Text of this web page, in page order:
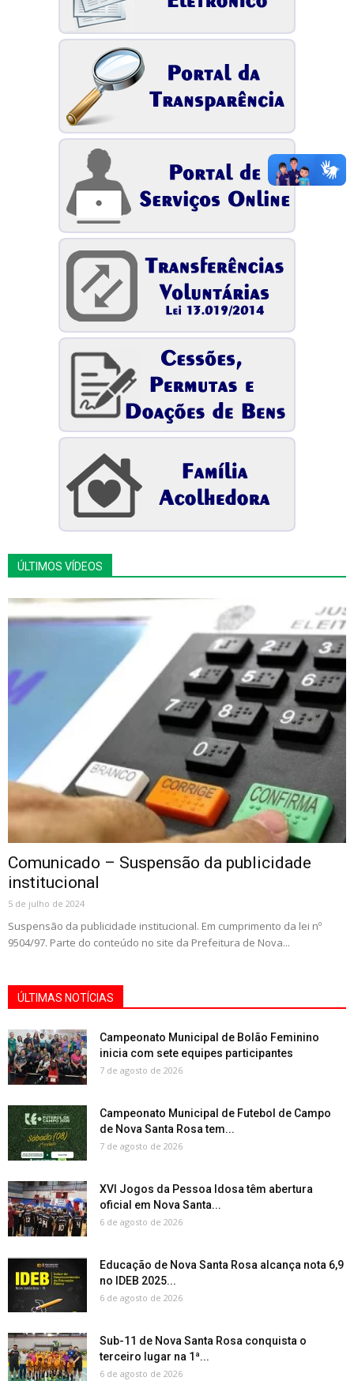
ÚLTIMOS VÍDEOS
Comunicado – Suspensão da publicidade
institucional
5 de julho de 2024
Suspensão da publicidade institucional. Em cumprimento da lei nº
9504/97. Parte do conteúdo no site da Prefeitura de Nova...
ÚLTIMAS NOTÍCIAS
Campeonato Municipal de Bolão Feminino
inicia com sete equipes participantes
7 de agosto de 2026
Campeonato Municipal de Futebol de Campo
de Nova Santa Rosa tem...
7 de agosto de 2026
XVI Jogos da Pessoa Idosa têm abertura
oficial em Nova Santa...
6 de agosto de 2026
Educação de Nova Santa Rosa alcança nota 6,9
no IDEB 2025...
6 de agosto de 2026
Sub-11 de Nova Santa Rosa conquista o
terceiro lugar na 1ª...
6 de agosto de 2026